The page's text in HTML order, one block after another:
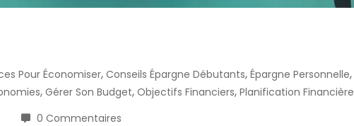
Pour Économiser, Conseils Épargne Débutants, Épargne Personnelle,
, Gérer Son Budget, Objectifs Financiers, Planification Financière
0 Commentaires